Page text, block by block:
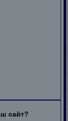
сайт?